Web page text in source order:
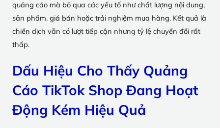
quảng cáo mà bỏ qua các yếu tố như chất lượng nội dung,
sản phẩm, giá bán hoặc trải nghiệm mua hàng. Kết quả là
chiến dịch vẫn có lượt tiếp cận nhưng tỷ lệ chuyển đổi rất
thấp.
Dấu Hiệu Cho Thấy Quảng
Cáo TikTok Shop Đang Hoạt
Động Kém Hiệu Quả